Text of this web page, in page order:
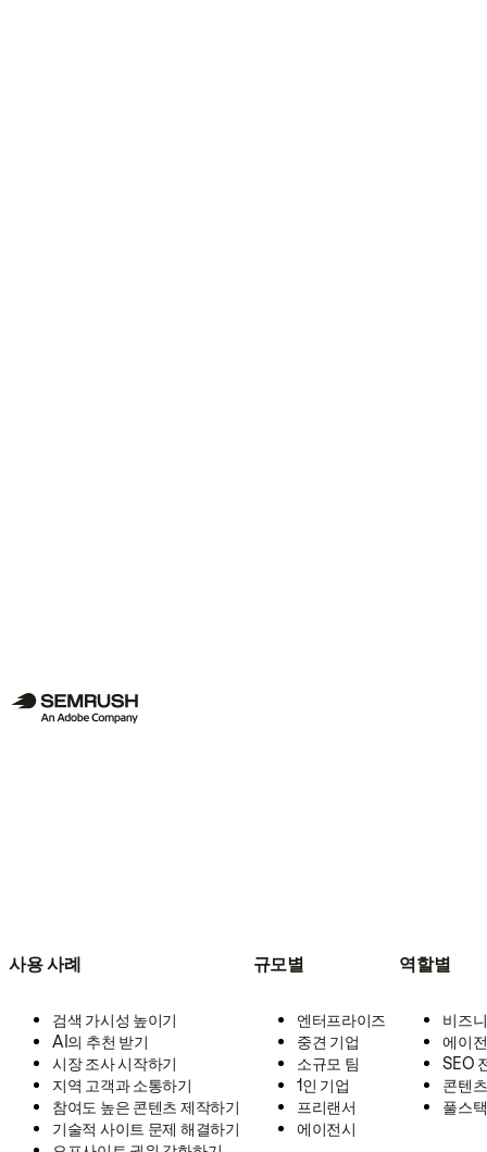
사용 사례
검색 가시성 높이기
AI의 추천 받기
시장 조사 시작하기
지역 고객과 소통하기
참여도 높은 콘텐츠 제작하기
기술적 사이트 문제 해결하기
규모별
엔터프라이즈
중견 기업
소규모 팀
1인 기업
프리랜서
에이전시
역할별
비즈
에이
SEO
콘텐
풀스